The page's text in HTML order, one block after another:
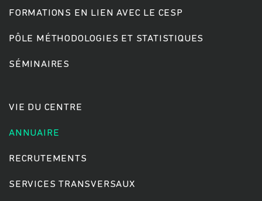
FORMATIONS EN LIEN AVEC LE CESP
PÔLE MÉTHODOLOGIES ET STATISTIQUES
SÉMINAIRES
VIE DU CENTRE
ANNUAIRE
RECRUTEMENTS
SERVICES TRANSVERSAUX